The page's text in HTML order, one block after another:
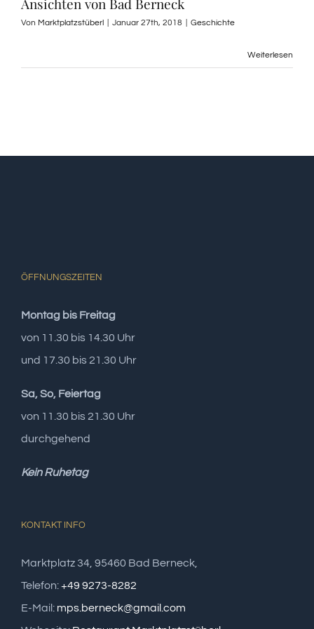
Ansichten von Bad Berneck
Von Marktplatzstüberl Januar 27th, 2018 Geschichte
Weiterlesen
ÖFFNUNGSZEITEN
Montag bis Freitag
von 11.30 bis 14.30 Uhr
und 17.30 bis 21.30 Uhr
Sa, So, Feiertag
von 11.30 bis 21.30 Uhr
durchgehend
Kein Ruhetag
KONTAKT INFO
Marktplatz 34, 95460 Bad Berneck,
Telefon:+49 9273-8282
E-Mail: mps.berneck@gmail.com